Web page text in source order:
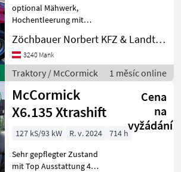
optional Mähwerk,
Hochentleerung mit
všetkých kolies,
Bezstupňový
mechanizmus, Frontové
zavesenie, : Bezstupňový
mechanizmus Traktory
Tradičný t
Zöchbauer Norbert KFZ & Landtechnik
3240 Mank
Traktory / McCormick 1 měsíc online
McCormick
X6.135 Xtrashift
Cena
na
vyžádání
127 kS/93 kW R. v. 2024
714 h
Sehr gepflegter Zustand
mit Top Ausstattung 4